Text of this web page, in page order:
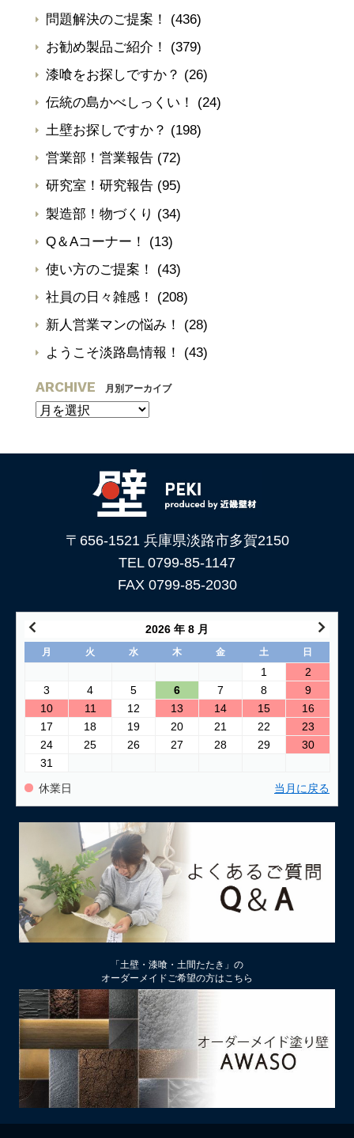
問題解決のご提案！
(436)
お勧め製品ご紹介！
(379)
漆喰をお探しですか？ (26)
伝統の島かべしっくい！
(24)
土壁お探しですか？ (198)
営業部！営業報告 (72)
研究室！研究報告 (95)
製造部！物づくり (34)
Q＆Aコーナー！
(13)
使い方のご提案！
(43)
社員の日々雑感！
(208)
新人営業マンの悩み！
(28)
ようこそ淡路島情報！
(43)
ARCHIVE 月別アーカイブ
〒656-1521 兵庫県淡路市多賀2150
TEL 0799-85-1147
FAX 0799-85-2030
2026 年 8 月
月 火 水 木 金 土 日
1
2
3
4 5 6 7 8
9
10
11 12 13 14 15
16
17
18 19 20 21 22
23
24
25 26 27 28 29
30
31
休業日 当月に戻る
「土壁・漆喰・土間たたき」の
オーダーメイドご希望の方はこちら